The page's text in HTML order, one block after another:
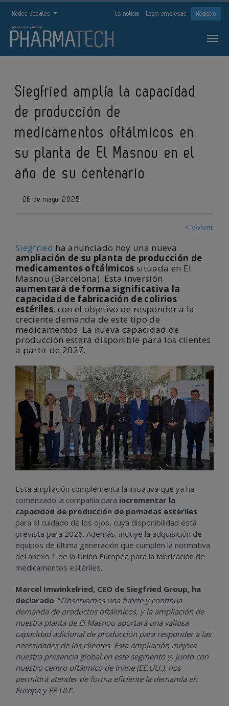
Redes Sociales Es noticia Login empresas Registro
Siegfried amplía la capacidad
de producción de
medicamentos oftálmicos en
su planta de El Masnou en el
año de su centenario
26 de mayo, 2025
< Volver
Siegfried ha anunciado hoy una nueva
ampliación de su planta de producción de
medicamentos oftálmicos situada en El
Masnou (Barcelona). Esta inversión
aumentará de forma significativa la
capacidad de fabricación de colirios
estériles, con el objetivo de responder a la
creciente demanda de este tipo de
medicamentos. La nueva capacidad de
producción estará disponible para los clientes
a partir de 2027.
Esta ampliación complementa la iniciativa que ya ha
comenzado la compañía para incrementar la
capacidad de producción de pomadas estériles
para el cuidado de los ojos, cuya disponibilidad está
prevista para 2026. Además, incluye la adquisición de
equipos de última generación que cumplen la normativa
del anexo 1 de la Unión Europea para la fabricación de
medicamentos estériles.
Marcel Imwinkelried, CEO de Siegfried Group, ha
declarado: “Observamos una fuerte y continua
demanda de productos oftálmicos, y la ampliación de
nuestra planta de El Masnou aportará una valiosa
capacidad adicional de producción para responder a las
necesidades de los clientes. Esta ampliación mejora
nuestra presencia global en este segmento y, junto con
nuestro centro oftálmico de Irvine (EE.UU.), nos
permitirá atender de forma eficiente la demanda en
Europa y EE.UU”.